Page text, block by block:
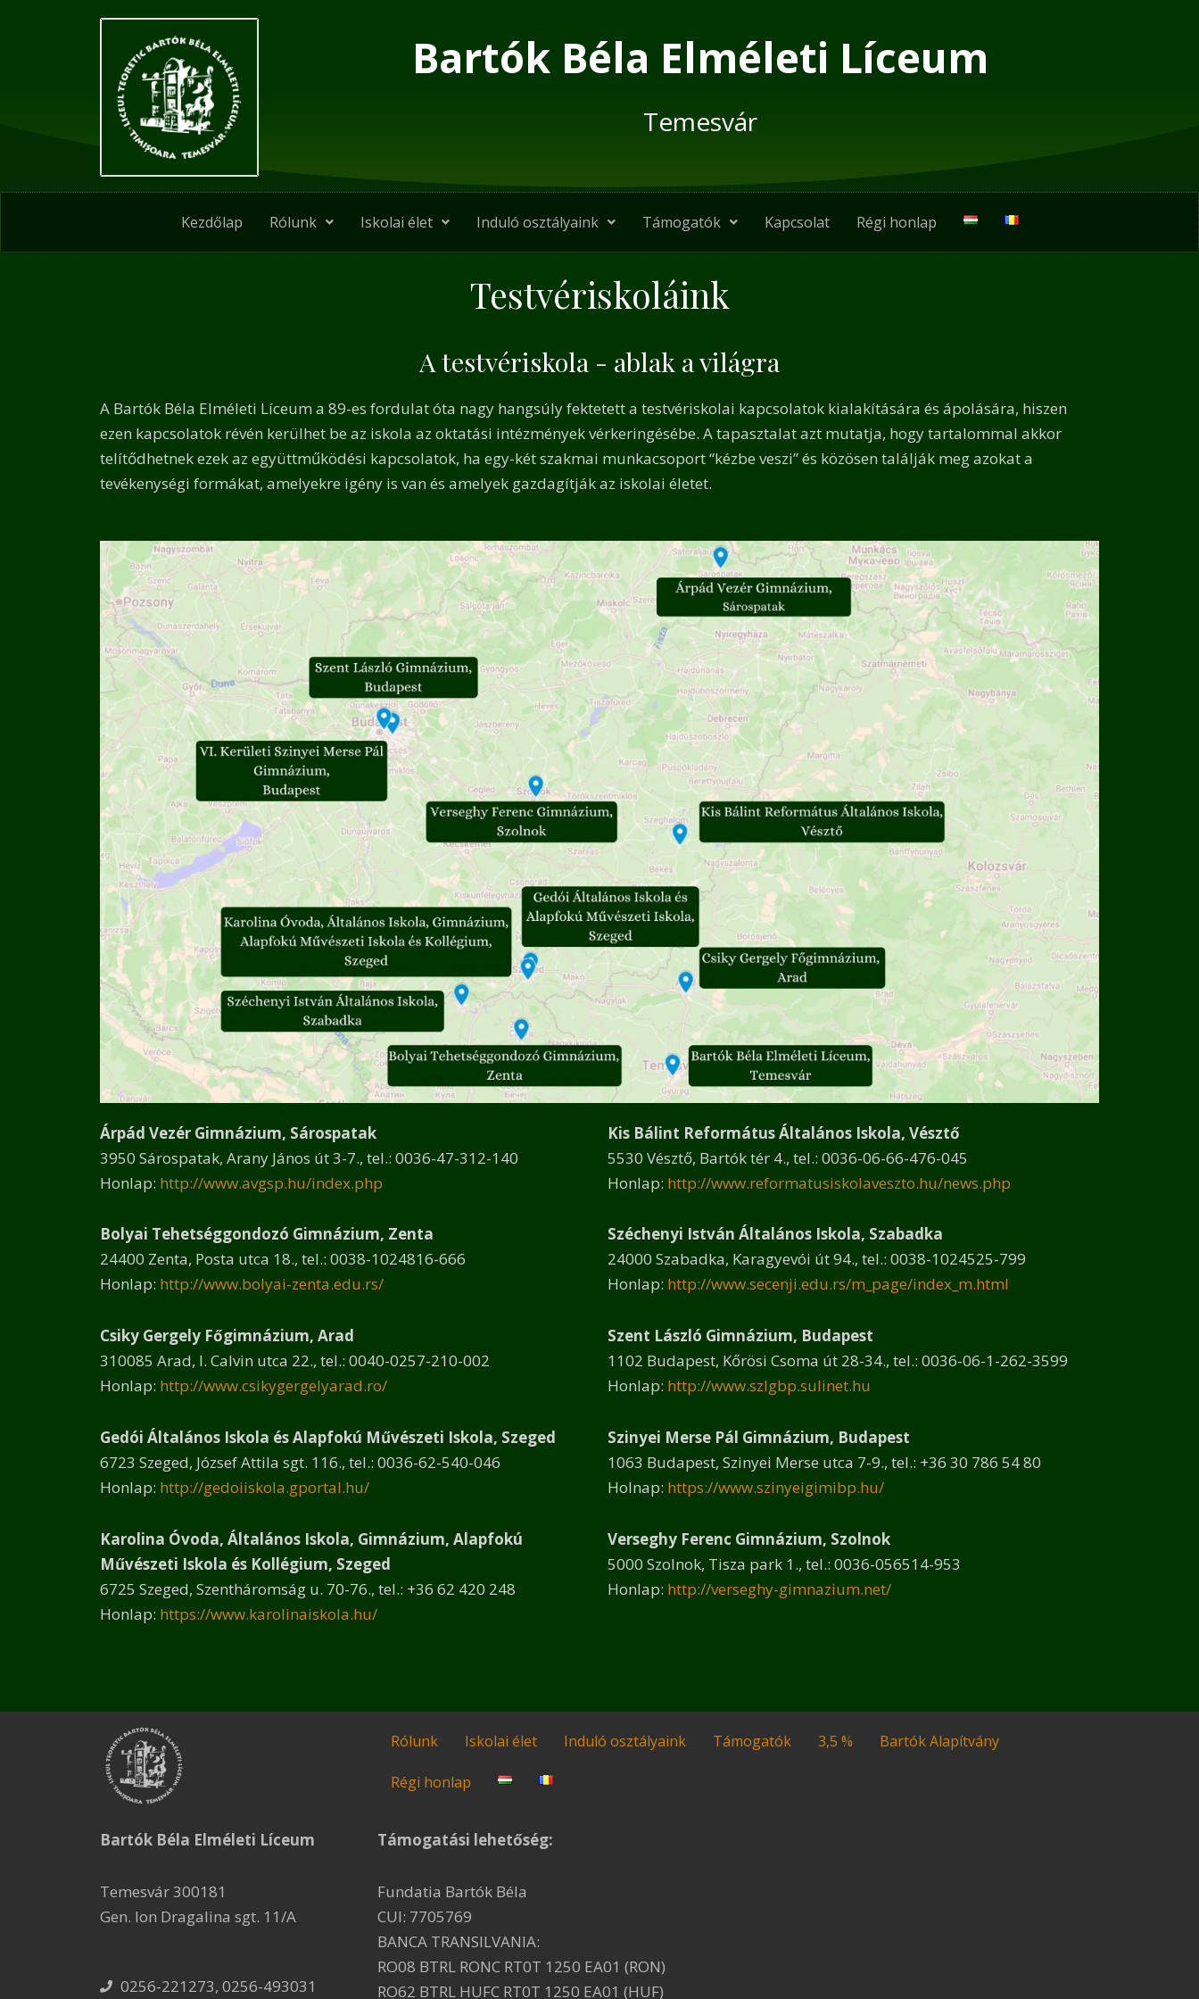
Bartók Béla Elméleti Líceum
Temesvár
Kezdőlap Rólunk Iskolai élet Induló osztályaink Támogatók Kapcsolat Régi honlap
Testvériskoláink
A testvériskola - ablak a világra
A Bartók Béla Elméleti Líceum a 89-es fordulat óta nagy hangsúly fektetett a testvériskolai kapcsolatok kialakítására és ápolására, hiszen
ezen kapcsolatok révén kerülhet be az iskola az oktatási intézmények vérkeringésébe. A tapasztalat azt mutatja, hogy tartalommal akkor
telítődhetnek ezek az együttműködési kapcsolatok, ha egy-két szakmai munkacsoport “kézbe veszi” és közösen találják meg azokat a
tevékenységi formákat, amelyekre igény is van és amelyek gazdagítják az iskolai életet.
Árpád Vezér Gimnázium, Sárospatak
3950 Sárospatak, Arany János út 3-7., tel.: 0036-47-312-140
Honlap: http://www.avgsp.hu/index.php
Bolyai Tehetséggondozó Gimnázium, Zenta
24400 Zenta, Posta utca 18., tel.: 0038-1024816-666
Honlap: http://www.bolyai-zenta.edu.rs/
Csiky Gergely Főgimnázium, Arad
310085 Arad, I. Calvin utca 22., tel.: 0040-0257-210-002
Honlap: http://www.csikygergelyarad.ro/
Gedói Általános Iskola és Alapfokú Művészeti Iskola, Szeged
6723 Szeged, József Attila sgt. 116., tel.: 0036-62-540-046
Honlap: http://gedoiiskola.gportal.hu/
Karolina Óvoda, Általános Iskola, Gimnázium, Alapfokú
Művészeti Iskola és Kollégium, Szeged
6725 Szeged, Szentháromság u. 70-76., tel.: +36 62 420 248
Honlap: https://www.karolinaiskola.hu/
Kis Bálint Református Általános Iskola, Vésztő
5530 Vésztő, Bartók tér 4., tel.: 0036-06-66-476-045
Honlap: http://www.reformatusiskolaveszto.hu/news.php
Széchenyi István Általános Iskola, Szabadka
24000 Szabadka, Karagyevói út 94., tel.: 0038-1024525-799
Honlap: http://www.secenji.edu.rs/m_page/index_m.html
Szent László Gimnázium, Budapest
1102 Budapest, Kőrösi Csoma út 28-34., tel.: 0036-06-1-262-3599
Honlap: http://www.szlgbp.sulinet.hu
Szinyei Merse Pál Gimnázium, Budapest
1063 Budapest, Szinyei Merse utca 7-9., tel.: +36 30 786 54 80
Holnap: https://www.szinyeigimibp.hu/
Verseghy Ferenc Gimnázium, Szolnok
5000 Szolnok, Tisza park 1., tel.: 0036-056514-953
Honlap: http://verseghy-gimnazium.net/
Bartók Béla Elméleti Líceum
Temesvár 300181
Gen. Ion Dragalina sgt. 11/A
0256-221273, 0256-493031
Rólunk Iskolai élet Induló osztályaink Támogatók 3,5 % Bartók Alapítvány
Régi honlap
Támogatási lehetőség:
Fundatia Bartók Béla
CUI: 7705769
BANCA TRANSILVANIA:
RO08 BTRL RONC RT0T 1250 EA01 (RON)
RO62 BTRL HUFC RT0T 1250 EA01 (HUF)